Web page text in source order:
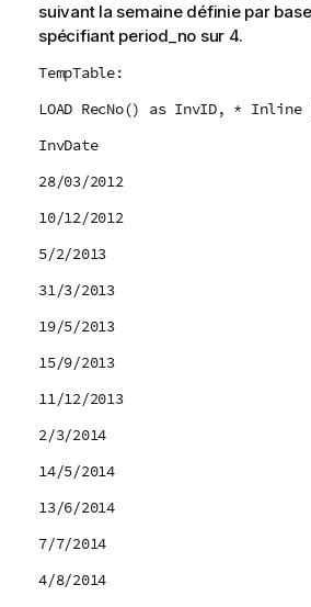
suivant la semaine définie par
spécifiant period_no sur 4.
TempTable:
LOAD RecNo() as InvID, * Inline
InvDate
28/03/2012
10/12/2012
5/2/2013
31/3/2013
19/5/2013
15/9/2013
11/12/2013
2/3/2014
14/5/2014
13/6/2014
7/7/2014
4/8/2014